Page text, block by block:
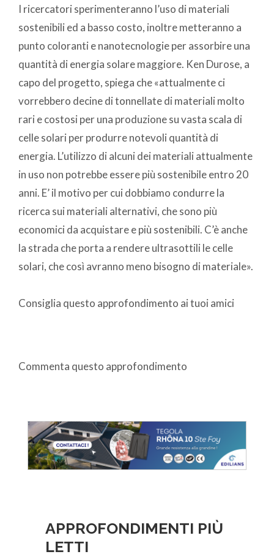
I ricercatori sperimenteranno l’uso di materiali
sostenibili ed a basso costo, inoltre metteranno a
punto coloranti e nanotecnologie per assorbire una
quantità di energia solare maggiore. Ken Durose, a
capo del progetto, spiega che «attualmente ci
vorrebbero decine di tonnellate di materiali molto
rari e costosi per una produzione su vasta scala di
celle solari per produrre notevoli quantità di
energia. L’utilizzo di alcuni dei materiali attualmente
in uso non potrebbe essere più sostenibile entro 20
anni. E’ il motivo per cui dobbiamo condurre la
ricerca sui materiali alternativi, che sono più
economici da acquistare e più sostenibili. C’è anche
la strada che porta a rendere ultrasottili le celle
solari, che così avranno meno bisogno di materiale».
Consiglia questo approfondimento ai tuoi amici
Commenta questo approfondimento
APPROFONDIMENTI PIÙ
LETTI